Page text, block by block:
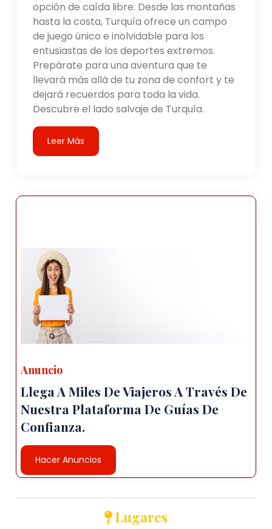
opción de caída libre. Desde las montañas
hasta la costa, Turquía ofrece un campo
de juego único e inolvidable para los
entusiastas de los deportes extremos.
Prepárate para una aventura que te
llevará más allá de tu zona de confort y te
dejará recuerdos para toda la vida.
Descubre el lado salvaje de Turquía.
Leer Más
Anuncio
Llega A Miles De Viajeros A Través De
Nuestra Plataforma De Guías De
Confianza.
Hacer Anuncios
Lugares